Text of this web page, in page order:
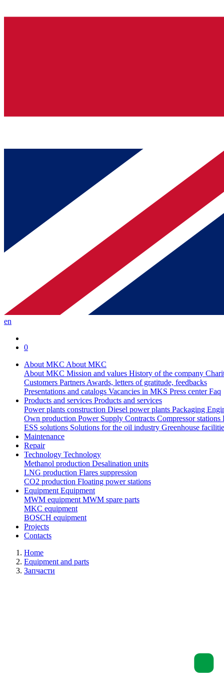
en
0
About MKC About MKC
About MKC Mission and values History of the company
Customers PartnersAwards, letters of gratitude, feedbacks
Presentations and catalogs Vacancies in MKS Press centerFaq
Products and services Products and services
Power plants construction Diesel power plants Packaging
Own production Power Supply Contracts Compressor stations
ESS solutions Solutions for the oil industry Greenhouse
Maintenance
Repair
Technology Technology
Methanol production Desalination units
LNG production Flares suppression
СО2 production Floating power stations
EquipmentEquipment
MWM equipmentMWM spare parts
MKC equipment
BOSCH equipment
Projects
Contacts
Home
Equipment and parts
Запчасти